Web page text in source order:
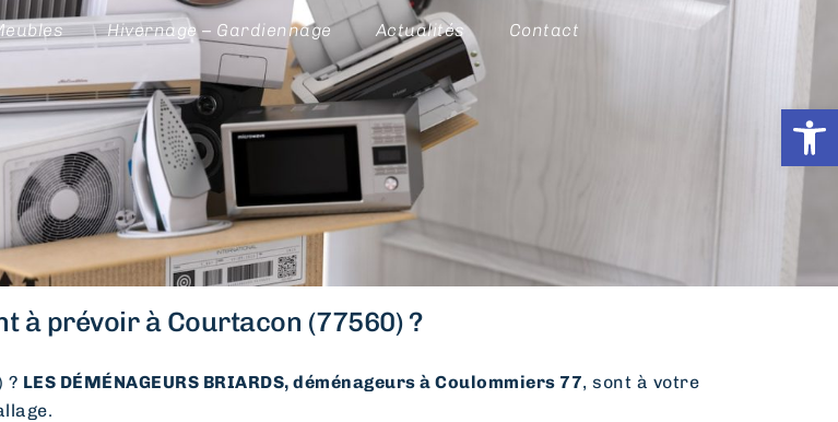
Ouvrir
Hivernage – Gardiennage Actualités Contact
à prévoir à Courtacon (77560) ?
? LES DÉMÉNAGEURS BRIARDS, déménageurs à Coulommiers 77, sont à votre